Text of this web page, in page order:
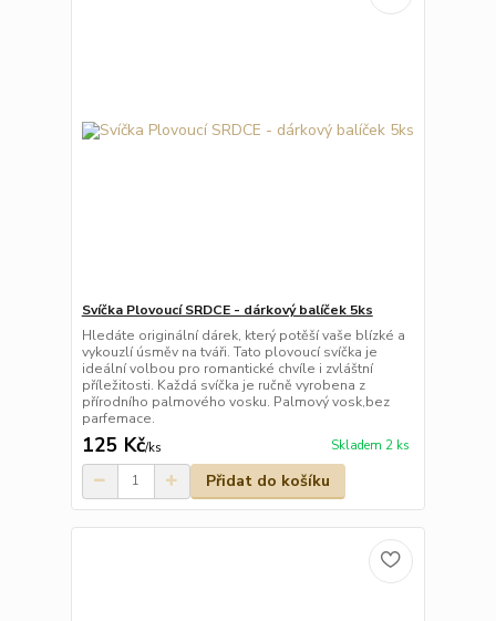
Svíčka Plovoucí SRDCE - dárkový balíček 5ks
Hledáte originální dárek, který potěší vaše blízké a
vykouzlí úsměv na tváři. Tato plovoucí svíčka je
ideální volbou pro romantické chvíle i zvláštní
příležitosti. Každá svíčka je ručně vyrobena z
přírodního palmového vosku. Palmový vosk,bez
parfemace.
125 Kč/ks Skladem 2 ks
Přidat do košíku